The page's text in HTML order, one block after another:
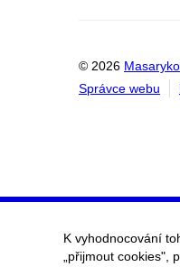
© 2026
Správce webu
K vyhodnocování
„přijmout cookies",